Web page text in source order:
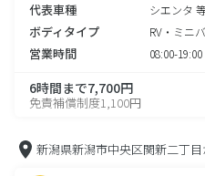
代表車種 シエンタ
ボディタイプ RV・ミニ
営業時間 08:00-19:00
6時間まで7,700円
免責補償制度1,100円
新潟県新潟市中央区関新二丁目